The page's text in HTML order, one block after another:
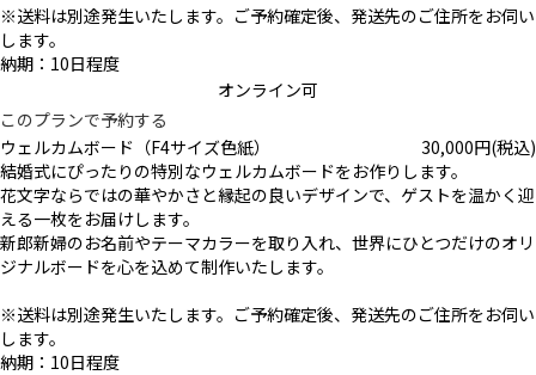
※送料は別途発生いたします。ご予約確定後、発送先のご住所をお伺い
します。
納期：10日程度
オンライン可
このプランで予約する
ウェルカムボード（F4サイズ色紙）
30,000円(税込)
結婚式にぴったりの特別なウェルカムボードをお作りします。
花文字ならではの華やかさと縁起の良いデザインで、ゲストを温かく迎
える一枚をお届けします。
新郎新婦のお名前やテーマカラーを取り入れ、世界にひとつだけのオリ
ジナルボードを心を込めて制作いたします。
※送料は別途発生いたします。ご予約確定後、発送先のご住所をお伺い
します。
納期：10日程度